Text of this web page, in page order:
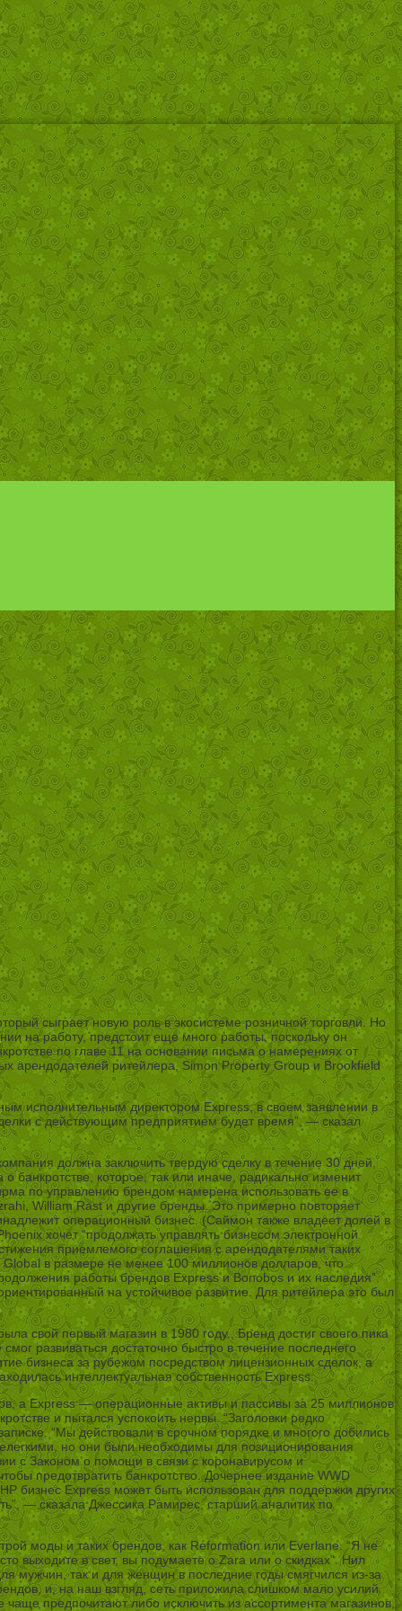
сыграет новую роль в экосистеме розничной торговли. Но
на работу, предстоит еще много работы, поскольку он
по главе 11 на основании письма о намерениях от
арендодателей ритейлера, Simon Property Group и Brookfield
исполнительным директором Express, в своем заявлении в
с действующим предприятием будет время”, — сказал
должна заключить твердую сделку в течение 30 дней,
банкротстве, которое, так или иначе, радикально изменит
по управлению брендом намерена использовать ее в
William Rast и другие бренды. Это примерно повторяет
операционный бизнес. (Саймон также владеет долей в
хочет “продолжать управлять бизнесом электронной
приемлемого соглашения с арендодателями таких
Global в размере не менее 100 миллионов долларов, что
работы брендов Express и Bonobos и их наследия”.
на устойчивое развитие. Для ритейлера это был
свой первый магазин в 1980 году., Бренд достиг своего пика
развиваться достаточно быстро в течение последнего
бизнеса за рубежом посредством лицензионных сделок, а
интеллектуальная собственность Express.
а Express — операционные активы и пассивы за 25 миллионов
и пытался успокоить нервы. “Заголовки редко
“Мы действовали в срочном порядке и многого добились
но они были необходимы для позиционирования
с Законом о помощи в связи с коронавирусом и
предотвратить банкротство. Дочернее издание WWD
бизнес Express может быть использован для поддержки других
— сказала Джессика Рамирес, старший аналитик по
моды и таких брендов, как Reformation или Everlane. “Я не
выходите в свет, вы подумаете о Zara или о скидках”. Нил
мужчин, так и для женщин в последние годы смягчился из-за
и, на наш взгляд, сеть приложила слишком мало усилий
предпочитают либо исключить из ассортимента магазинов,